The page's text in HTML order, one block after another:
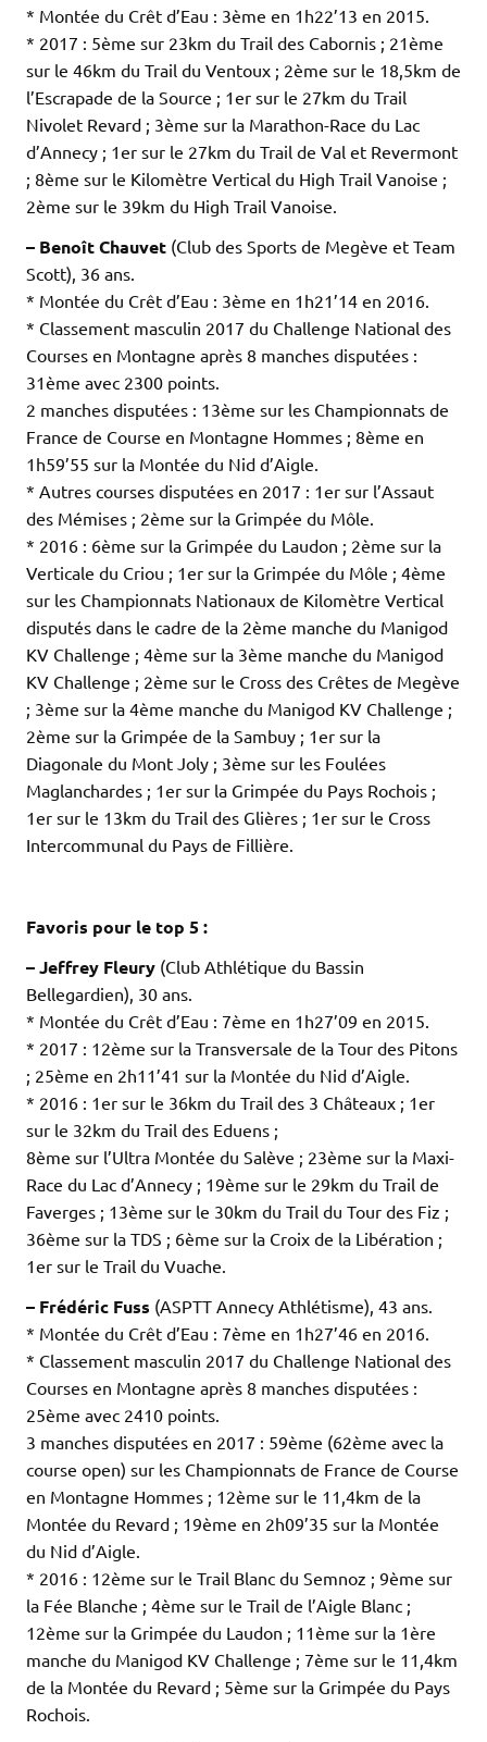
* Montée du Crêt d’Eau : 3ème en 1h22’13 en 2015.
* 2017 : 5ème sur 23km du Trail des Cabornis ; 21ème
sur le 46km du Trail du Ventoux ; 2ème sur le 18,5km de
l’Escrapade de la Source ; 1er sur le 27km du Trail
Nivolet Revard ; 3ème sur la Marathon-Race du Lac
d’Annecy ; 1er sur le 27km du Trail de Val et Revermont
; 8ème sur le Kilomètre Vertical du High Trail Vanoise ;
2ème sur le 39km du High Trail Vanoise.
– Benoît Chauvet (Club des Sports de Megève et Team
Scott), 36 ans.
* Montée du Crêt d’Eau : 3ème en 1h21’14 en 2016.
* Classement masculin 2017 du Challenge National des
Courses en Montagne après 8 manches disputées :
31ème avec 2300 points.
2 manches disputées : 13ème sur les Championnats de
France de Course en Montagne Hommes ; 8ème en
1h59’55 sur la Montée du Nid d’Aigle.
* Autres courses disputées en 2017 : 1er sur l’Assaut
des Mémises ; 2ème sur la Grimpée du Môle.
* 2016 : 6ème sur la Grimpée du Laudon ; 2ème sur la
Verticale du Criou ; 1er sur la Grimpée du Môle ; 4ème
sur les Championnats Nationaux de Kilomètre Vertical
disputés dans le cadre de la 2ème manche du Manigod
KV Challenge ; 4ème sur la 3ème manche du Manigod
KV Challenge ; 2ème sur le Cross des Crêtes de Megève
; 3ème sur la 4ème manche du Manigod KV Challenge ;
2ème sur la Grimpée de la Sambuy ; 1er sur la
Diagonale du Mont Joly ; 3ème sur les Foulées
Maglanchardes ; 1er sur la Grimpée du Pays Rochois ;
1er sur le 13km du Trail des Glières ; 1er sur le Cross
Intercommunal du Pays de Fillière.
Favoris pour le top 5 :
– Jeffrey Fleury (Club Athlétique du Bassin
Bellegardien), 30 ans.
* Montée du Crêt d’Eau : 7ème en 1h27’09 en 2015.
* 2017 : 12ème sur la Transversale de la Tour des Pitons
; 25ème en 2h11’41 sur la Montée du Nid d’Aigle.
* 2016 : 1er sur le 36km du Trail des 3 Châteaux ; 1er
sur le 32km du Trail des Eduens ;
8ème sur l’Ultra Montée du Salève ; 23ème sur la Maxi-
Race du Lac d’Annecy ; 19ème sur le 29km du Trail de
Faverges ; 13ème sur le 30km du Trail du Tour des Fiz ;
36ème sur la TDS ; 6ème sur la Croix de la Libération ;
1er sur le Trail du Vuache.
– Frédéric Fuss (ASPTT Annecy Athlétisme), 43 ans.
* Montée du Crêt d’Eau : 7ème en 1h27’46 en 2016.
* Classement masculin 2017 du Challenge National des
Courses en Montagne après 8 manches disputées :
25ème avec 2410 points.
3 manches disputées en 2017 : 59ème (62ème avec la
course open) sur les Championnats de France de Course
en Montagne Hommes ; 12ème sur le 11,4km de la
Montée du Revard ; 19ème en 2h09’35 sur la Montée
du Nid d’Aigle.
* 2016 : 12ème sur le Trail Blanc du Semnoz ; 9ème sur
la Fée Blanche ; 4ème sur le Trail de l’Aigle Blanc ;
12ème sur la Grimpée du Laudon ; 11ème sur la 1ère
manche du Manigod KV Challenge ; 7ème sur le 11,4km
de la Montée du Revard ; 5ème sur la Grimpée du Pays
Rochois.